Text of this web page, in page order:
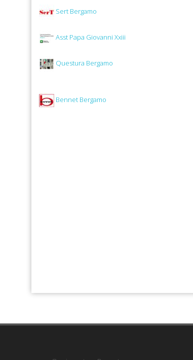
Sert Bergamo
Asst Papa Giovanni Xxiii
Questura Bergamo
Bennet Bergamo